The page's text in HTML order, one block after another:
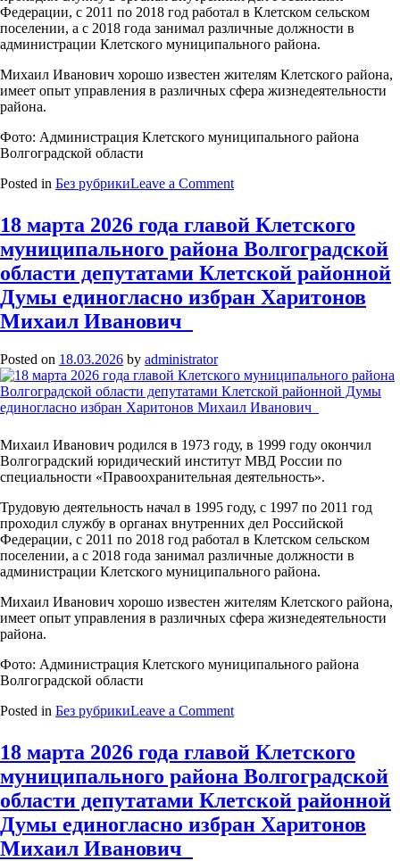
Федерации, с 2011 по 2018 год работал в Клетском сельском
поселении, а с 2018 года занимал различные должности в
администрации Клетского муниципального района.
Михаил Иванович хорошо известен жителям Клетского района,
имеет опыт управления в различных сфера жизнедеятельности
района.
Фото: Администрация Клетского муниципального района
Волгоградской области
Posted in Без рубрикиLeave a Commenton
марта
2026
года
главой
Клетского
муниципального
района
Клетской
районной
Думы
избран
Харитонов
Михаил
Иванович
18 марта 2026 года главой Клетского
муниципального района Волгоградской
области депутатами Клетской районной
Думы единогласно избран Харитонов
Михаил Иванович
Posted on 18.03.2026 by administrator
Михаил Иванович родился в 1973 году, в 1999 году окончил
Волгоградский юридический институт МВД России по
специальности «Правоохранительная деятельность».
Трудовую деятельность начал в 1995 году, с 1997 по 2011 год
проходил службу в органах внутренних дел Российской
Федерации, с 2011 по 2018 год работал в Клетском сельском
поселении, а с 2018 года занимал различные должности в
администрации Клетского муниципального района.
Михаил Иванович хорошо известен жителям Клетского района,
имеет опыт управления в различных сфера жизнедеятельности
района.
Фото: Администрация Клетского муниципального района
Волгоградской области
Posted in Без рубрикиLeave a Commenton
марта
2026
года
главой
Клетского
муниципального
района
18 марта 2026 года главой Клетского
муниципального района Волгоградской
области депутатами Клетской районной
Думы единогласно избран Харитонов
Михаил Иванович